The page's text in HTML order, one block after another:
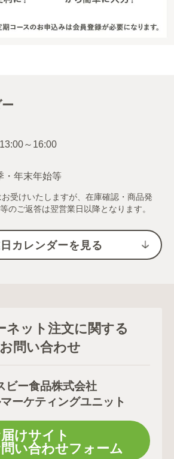
・年末年始等
受けいたしますが、在庫確認・商品発
のご返答は翌営業日以降となります。
カレンダーを見る
ネット注文に関する
お問い合わせ
ビー食品株式会社
ーケティングユニット
けサイト
い合わせフォーム